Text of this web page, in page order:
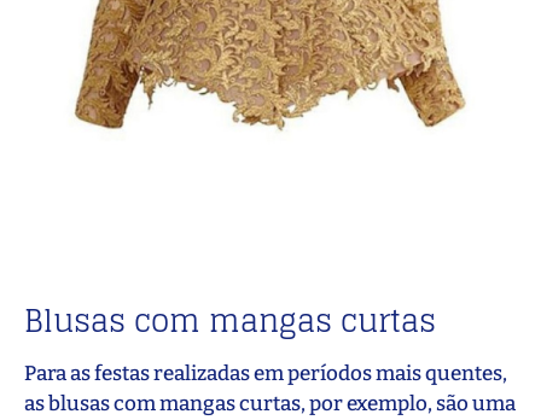
Blusas com mangas curtas
Para as festas realizadas em períodos mais quentes,
as blusas com mangas curtas, por exemplo, são uma